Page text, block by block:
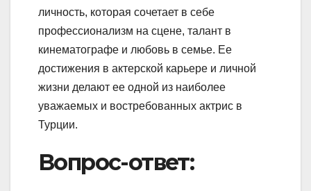
личность, которая сочетает в себе
профессионализм на сцене, талант в
кинематографе и любовь в семье. Ее
достижения в актерской карьере и личной
жизни делают ее одной из наиболее
уважаемых и востребованных актрис в
Турции.
Вопрос-ответ: